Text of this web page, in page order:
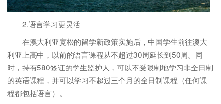
2.语言学习更灵活
在澳大利亚宽松的留学新政策实施后，中国学生前往澳大
利亚上高中，以前的语言课程从不超过30周延长到50周。同
时，持有580签证的学生监护人，可以不受限制地学习非全日制
的英语课程，并可以学习不超过三个月的全日制课程（任何课
程都包括语言）。